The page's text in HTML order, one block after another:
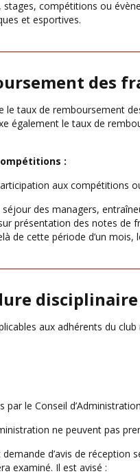
compétitions ou
et esportives.
des
le taux de remboursement
également le taux de
:
aux compétitions
des managers,
présentation des notes de
de cette période d’un
disciplinaire
aux adhérents du
le Conseil
ne peuvent pas
d’avis de réception
examiné. Il est avisé :